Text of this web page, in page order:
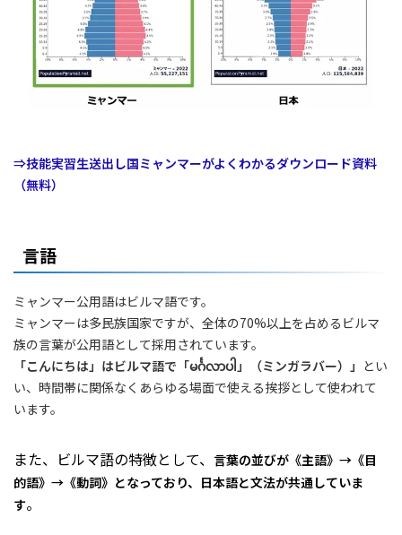
⇒技能実習生送出し国ミャンマーがよくわかるダウンロード資料
（無料）
言語
ミャンマー公用語はビルマ語です。
ミャンマーは多民族国家ですが、全体の70%以上を占めるビルマ
族の言葉が公用語として採用されています。
「こんにちは」はビルマ語で「မင်္ဂလာပါ」（ミンガラバー）」 とい
い、時間帯に関係なくあらゆる場面で使える挨拶として使われて
います。
また、ビルマ語の特徴として、 言葉の並びが《主語》→《目
的語》→《動詞》となっており、日本語と文法が共通していま
す。